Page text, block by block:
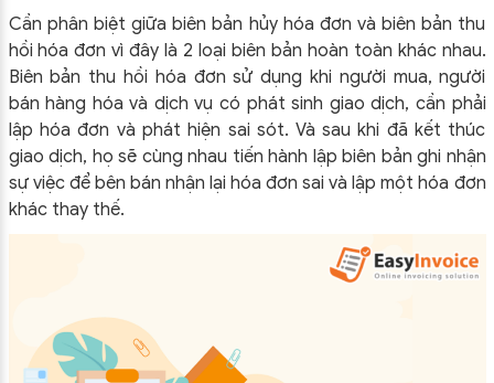
Cần phân biệt giữa biên bản hủy hóa đơn và biên bản thu
hồi hóa đơn vì đây là 2 loại biên bản hoàn toàn khác nhau.
Biên bản thu hồi hóa đơn sử dụng khi người mua, người
bán hàng hóa và dịch vụ có phát sinh giao dịch, cần phải
lập hóa đơn và phát hiện sai sót. Và sau khi đã kết thúc
giao dịch, họ sẽ cùng nhau tiến hành lập biên bản ghi nhận
sự việc để bên bán nhận lại hóa đơn sai và lập một hóa đơn
khác thay thế.